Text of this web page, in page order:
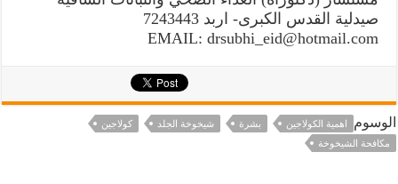
صيدلية القدس الكبرى- اربد 7243443
EMAIL: drsubhi_eid@hotmail.com
الوسوم اهمية الكولاجين بشرة شيخوخة الجلد
كولاجين
مكافحة الشيخوخة